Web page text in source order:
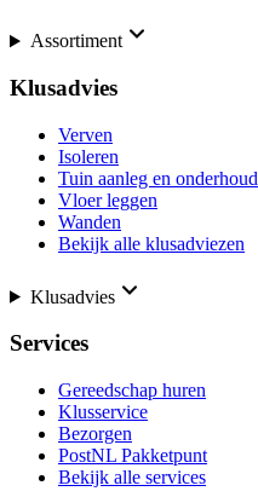
Assortiment
Klusadvies
Verven
Isoleren
Tuin aanleg en onderhoud
Vloer leggen
Wanden
Bekijk alle klusadviezen
Klusadvies
Services
Gereedschap huren
Klusservice
Bezorgen
PostNL Pakketpunt
Bekijk alle services